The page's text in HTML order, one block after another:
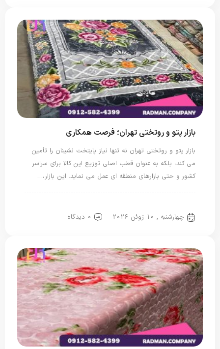
بازار پتو و روتختی تهران؛ فرصت همکاری
بازار پتو و روتختی تهران نه تنها نیاز پایتخت نشینان را تأمین
می کند، بلکه به عنوان قطب اصلی توزیع این کالا برای سراسر
کشور و حتی بازارهای منطقه ای عمل می نماید. این بازار،…
چهارشنبه , 10 ژوئن 2026 0 دیدگاه